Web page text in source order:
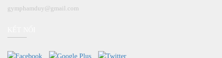
gymphamduy@gmail.com